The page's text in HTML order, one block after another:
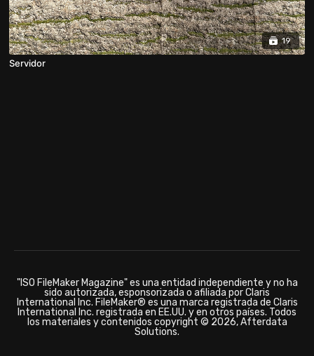
19
Servidor
"ISO FileMaker Magazine" es una entidad independiente y no ha
sido autorizada, esponsorizada o afiliada por Claris
International Inc. FileMaker® es una marca registrada de Claris
International Inc. registrada en EE.UU. y en otros países. Todos
los materiales y contenidos copyright © 2026, Afterdata
Solutions.